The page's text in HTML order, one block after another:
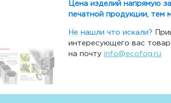
Цена изделий напрямую
печатной продукции, тем
Не нашли что искали?
интересующего вас
на почту info@ecofog.ru